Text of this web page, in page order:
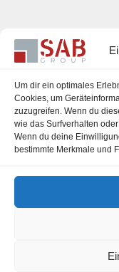
Um dir ein optimales
Cookies, um
zuzugreifen. Wenn du
wie das Surfverhalten
Wenn du deine
bestimmte Merkmale und
Karriere
Impressum
Cookie-Richtlinie
office@sab-